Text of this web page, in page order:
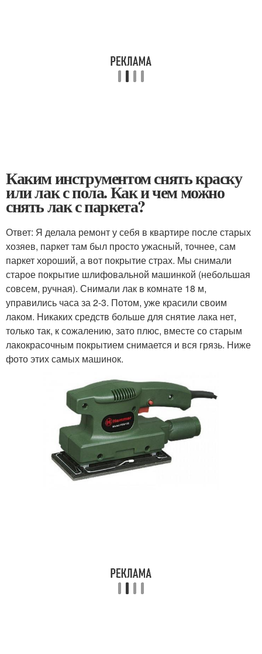
Каким инструментом снять краску
или лак с пола. Как и чем можно
снять лак с паркета?
Ответ: Я делала ремонт у себя в квартире после старых
хозяев, паркет там был просто ужасный, точнее, сам
паркет хороший, а вот покрытие страх. Мы снимали
старое покрытие шлифовальной машинкой (небольшая
совсем, ручная). Снимали лак в комнате 18 м,
управились часа за 2-3. Потом, уже красили своим
лаком. Никаких средств больше для снятие лака нет,
только так, к сожалению, зато плюс, вместе со старым
лакокрасочным покрытием снимается и вся грязь. Ниже
фото этих самых машинок.